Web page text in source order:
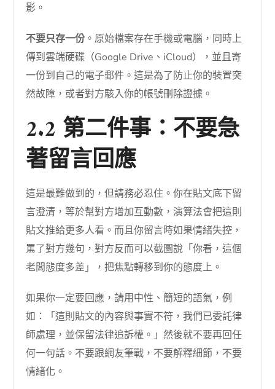
影。
不要只存一份 。原始檔案存在手機或電腦，同時上
傳到雲端硬碟（Google Drive、iCloud），並且寄
一份到自己的電子郵件。這是為了防止你的裝置突
然故障，或者對方駭入你的帳號刪除證據。
2.2 第二件事：不要急
著留言回應
這是最難做到的，但請務必忍住。你在貼文底下留
言澄清，等於幫對方增加互動數，演算法會把這則
貼文推給更多人看。而且你留言時如果情緒失控，
罵了對方幾句，對方反而可以截圖說「你看，這個
老闆態度多差」，把焦點轉移到你的態度上。
如果你一定要回應，請用中性、簡短的語氣，例
如：「這則貼文的內容與事實不符，我們已委託律
師處理，並保留法律追訴權。」然後就不要再回任
何一句話。不要跟網友筆戰，不要解釋細節，不要
情緒化。